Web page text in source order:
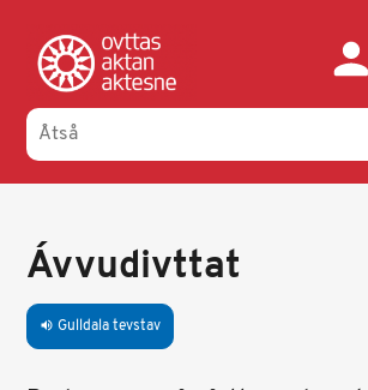
oajvve-
sisadnuj
Ávvudivttat
volume_up Gulldala tevstav